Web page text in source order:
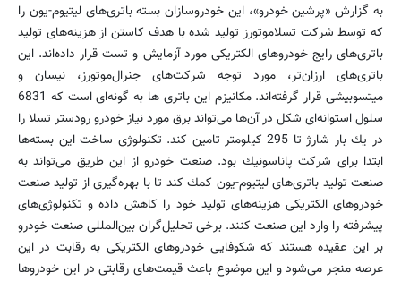
به گزارش «پرشین خودرو»، این خودروسازان بسته‌ باتری‌های لیتیوم-یون را
كه توسط شركت تسلاموتورز تولید شده با هدف كاستن از هزینه‌های تولید
باتری‌های رایج خودروهای الكتریكی مورد آزمایش و تست قرار داده‌اند. این
باتری‌های ارزان‌تر، مورد توجه شركت‌های جنرال‌موتورز، نیسان و
میتسوبیشی قرار گرفته‌اند. مكانیزم این باتری ‌ها به گونه‌ای است كه 6831
سلول استوانه‌ای شكل در آن‌ها می‌تواند برق مورد نیاز خودرو رودستر تسلا را
در یك بار شارژ تا 295 كیلومتر تامین كند. تكنولوژی ساخت این بسته‌ها
ابتدا برای شركت پاناسونیك بود. صنعت خودرو از این طریق می‌تواند به
صنعت تولید باتری‌های لیتیوم-یون كمك كند تا با بهره‌گیری از تولید صنعت
خودروهای الكتریكی هزینه‌های تولید خود را كاهش داده و تكنولوژی‌های
پیشرفته را وارد این صنعت كنند. برخی تحلیل‌گران بین‌المللی صنعت خودرو
بر این عقیده هستند كه شكوفایی خودروهای الكتریكی به رقابت در این
عرصه منجر می‌شود و این موضوع باعث قیمت‌های رقابتی در این خودروها